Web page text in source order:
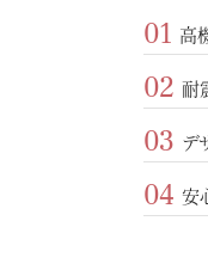
01 高
02 耐
03 デ
04 安